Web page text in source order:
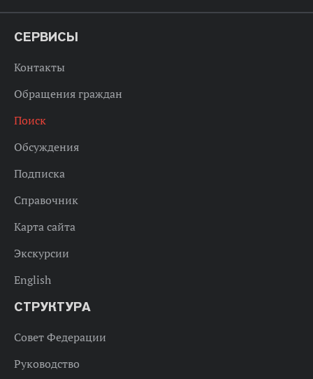
СЕРВИСЫ
Контакты
Обращения граждан
Поиск
Обсуждения
Подписка
Справочник
Карта сайта
Экскурсии
English
СТРУКТУРА
Совет Федерации
Руководство